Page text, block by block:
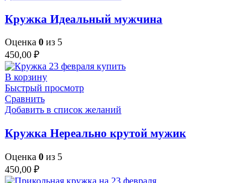
Кружка Идеальный мужчина
Оценка 0 из 5
450,00 ₽
В корзину
Быстрый просмотр
Сравнить
Добавить в список желаний
Кружка Нереально крутой мужик
Оценка 0 из 5
450,00 ₽